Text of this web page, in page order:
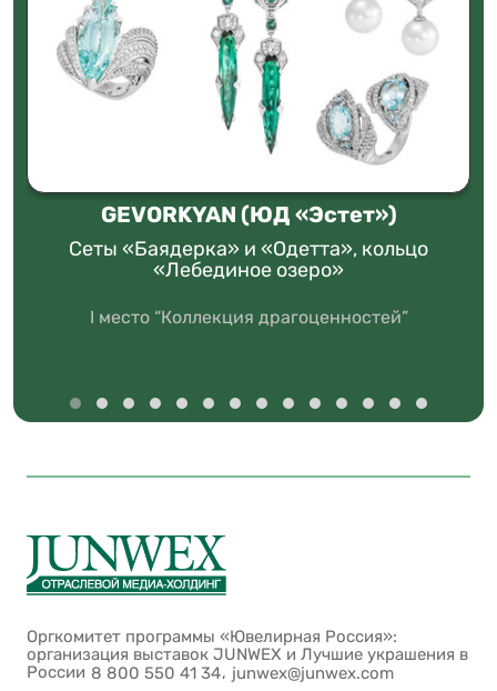
GEVORKYAN (ЮД «Эстет»)
Сеты «Баядерка» и «Одетта», кольцо
«Лебединое озеро»
I место “Коллекция драгоценностей”
Оргкомитет программы «Ювелирная Россия»:
организация выставок JUNWEX и Лучшие украшения в
России 8 800 550 41 34, junwex@junwex.com